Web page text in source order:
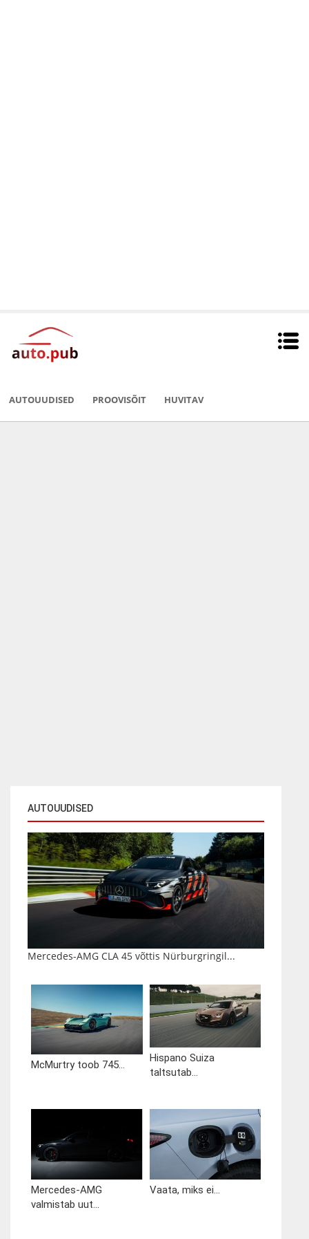
AUTOUUDISED PROOVISÕIT HUVITAV
AUTOUUDISED
Mercedes-AMG CLA 45 võttis Nürburgringil...
McMurtry toob 745...
Hispano Suiza
taltsutab...
Mercedes-AMG
valmistab uut...
Vaata, miks ei...